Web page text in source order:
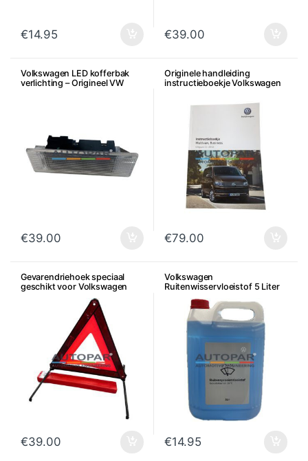
€14.95 €39.00
Volkswagen LED kofferbak
verlichting – Origineel VW
€39.00
Originele handleiding
instructieboekje Volkswagen
€79.00
Gevarendriehoek speciaal
geschikt voor Volkswagen
€39.00
Volkswagen
Ruitenwisservloeistof 5 Liter
€14.95